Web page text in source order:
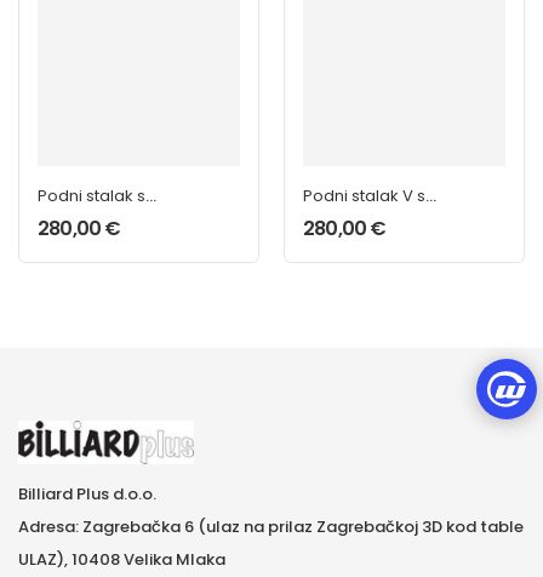
Podni stalak s
ladicom crni 8
štapova
280,00€
Podni stalak V s
ladicom 8 štapova
280,00€
Billiard Plus d.o.o.
Adresa: Zagrebačka 6 (ulaz na prilaz Zagrebačkoj 3D kod table
ULAZ), 10408 Velika Mlaka